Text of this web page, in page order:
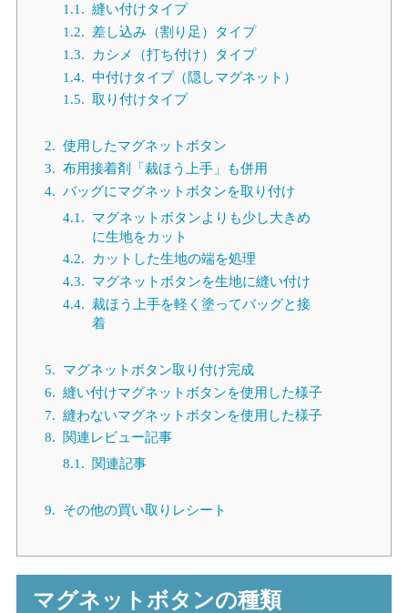
1.1. 縫い付けタイプ
1.2. 差し込み（割り足）タイプ
1.3.
カシメ（打ち付け）タイプ
1.4. 中付けタイプ（隠しマグネット）
1.5. 取り付けタイプ
2. 使用したマグネットボタン
3. 布用接着剤「裁ほう上手」も併用
4. バッグにマグネットボタンを取り付け
4.1. マグネットボタンよりも少し大きめ
に生地をカット
4.2.
カットした生地の端を処理
4.3. マグネットボタンを生地に縫い付け
4.4. 裁ほう上手を軽く塗ってバッグと接
着
5. マグネットボタン取り付け完成
6. 縫い付けマグネットボタンを使用した様子
7. 縫わないマグネットボタンを使用した様子
8. 関連レビュー記事
8.1. 関連記事
9. その他の買い取りレシート
マグネットボタンの種類